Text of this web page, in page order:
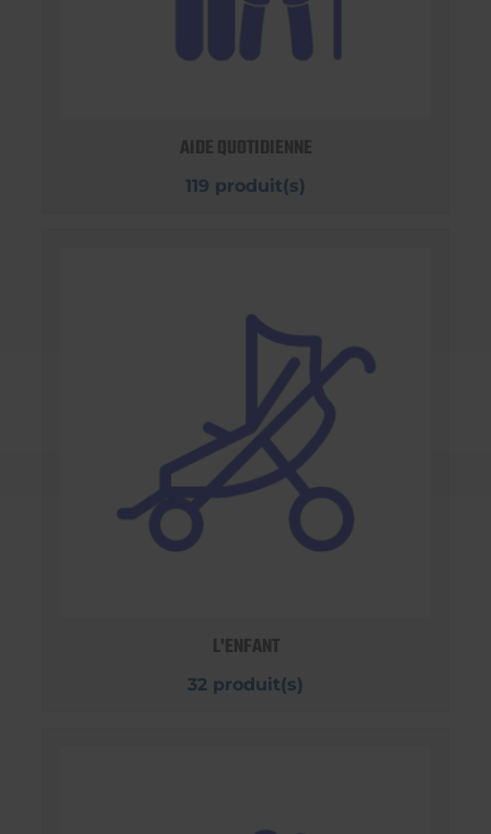
AIDE QUOTIDIENNE
119 produit(s)
L'ENFANT
32 produit(s)